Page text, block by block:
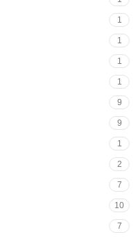
1
1
1
1
9
9
1
2
7
10
7